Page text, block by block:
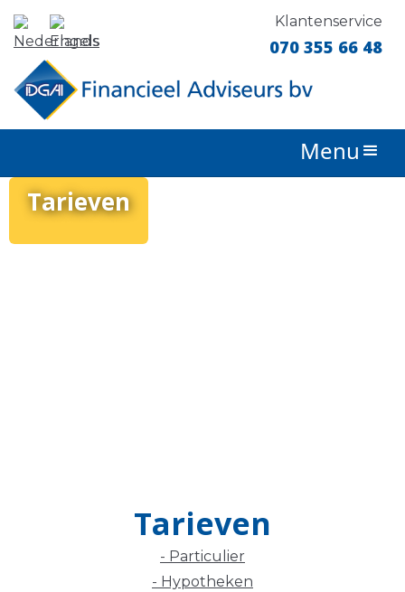
Klantenservice
070 355 66 48
Menu
Tarieven
Tarieven
- Particulier
- Hypotheken